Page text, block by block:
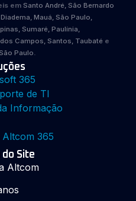
em Santo André, São Bernardo
Mauá, São Paulo,
Sumaré, Paulínia,
Campos, Santos, Taubaté e
Paulo.
365
de TI
Informação
365
do Site
Altcom